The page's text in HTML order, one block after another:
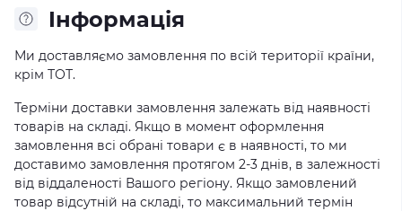
Iнформація
Ми доставляємо замовлення по всій території країни,
крім ТОТ.
Терміни доставки замовлення залежать від наявності
товарів на складі. Якщо в момент оформлення
замовлення всі обрані товари є в наявності, то ми
доставимо замовлення протягом 2-3 днів, в залежності
від віддаленості Вашого регіону. Якщо замовлений
товар відсутній на складі, то максимальний термін